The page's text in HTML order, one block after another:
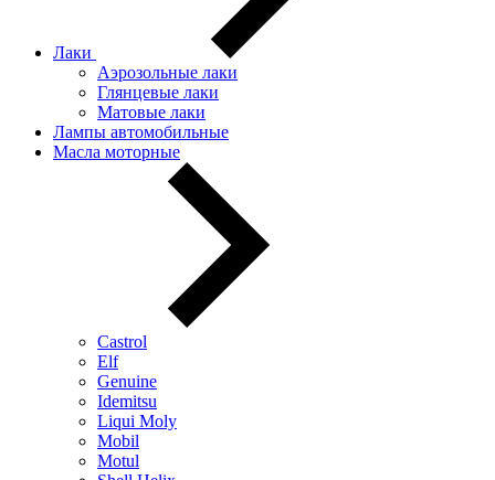
Лаки
Аэрозольные лаки
Глянцевые лаки
Матовые лаки
Лампы автомобильные
Масла моторные
Castrol
Elf
Genuine
Idemitsu
Liqui Moly
Mobil
Motul